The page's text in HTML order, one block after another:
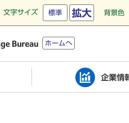
文字サイズ 標準 拡大 背景色
ホームへ
企業情